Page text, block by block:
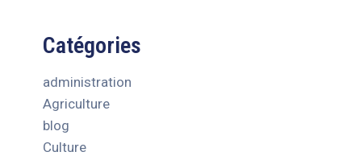
Catégories
administration
Agriculture
blog
Culture